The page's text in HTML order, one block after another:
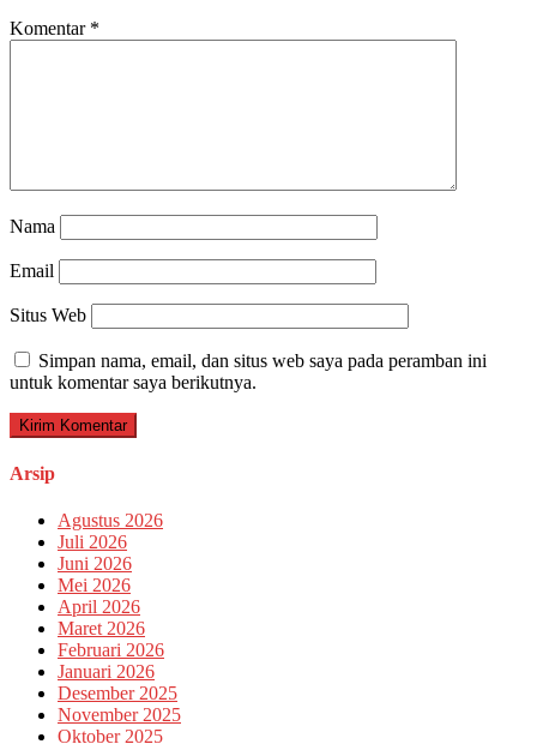
Komentar *
Nama
Email
Situs Web
Simpan nama, email, dan situs web saya pada peramban ini
untuk komentar saya berikutnya.
Arsip
Agustus 2026
Juli 2026
Juni 2026
Mei 2026
April 2026
Maret 2026
Februari 2026
Januari 2026
Desember 2025
November 2025
Oktober 2025